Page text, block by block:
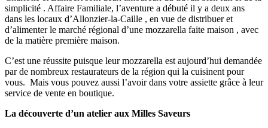
simplicité . Affaire Familiale, l’aventure a débuté il y a deux ans
dans les locaux d’Allonzier-la-Caille , en vue de distribuer et
d’alimenter le marché régional d’une mozzarella faite maison , avec
de la matière première maison.
C’est une réussite puisque leur mozzarella est aujourd’hui demandée
par de nombreux restaurateurs de la région qui la cuisinent pour
vous. Mais vous pouvez aussi l’avoir dans votre assiette grâce à leur
service de vente en boutique.
La découverte d’un atelier aux Milles Saveurs